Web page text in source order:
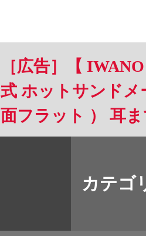
［広告］【
式 ホットサンドメ
面フラット ） 耳
可能 フッ素樹脂加
ャンプ にも 2枚
カテゴ
取扱店